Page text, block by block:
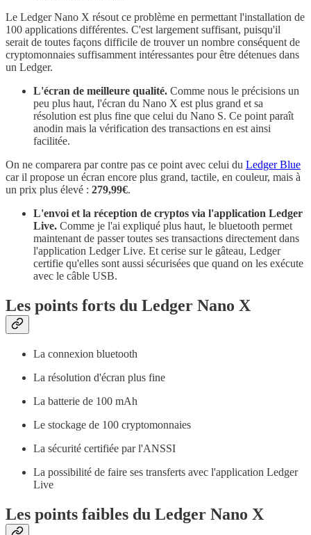
Le Ledger Nano X résout ce problème en permettant l'installation de
100 applications différentes. C'est largement suffisant, puisqu'il
serait de toutes façons difficile de trouver un nombre conséquent de
cryptomonnaies suffisamment intéressantes pour être détenues dans
un Ledger.
L'écran de meilleure qualité. Comme nous le précisions un
peu plus haut, l'écran du Nano X est plus grand et sa
résolution est plus fine que celui du Nano S. Ce point paraît
anodin mais la vérification des transactions en est ainsi
facilitée.
On ne comparera par contre pas ce point avec celui du Ledger Blue
car il propose un écran encore plus grand, tactile, en couleur, mais à
un prix plus élevé : 279,99€.
L'envoi et la réception de cryptos via l'application Ledger
Live. Comme je l'ai expliqué plus haut, le bluetooth permet
maintenant de passer toutes ses transactions directement dans
l'application Ledger Live. Et cerise sur le gâteau, Ledger
certifie qu'elles sont aussi sécurisées que quand on les exécute
avec le câble USB.
Les points forts du Ledger Nano X
La connexion bluetooth
La résolution d'écran plus fine
La batterie de 100 mAh
Le stockage de 100 cryptomonnaies
La sécurité certifiée par l'ANSSI
La possibilité de faire ses transferts avec l'application Ledger
Live
Les points faibles du Ledger Nano X